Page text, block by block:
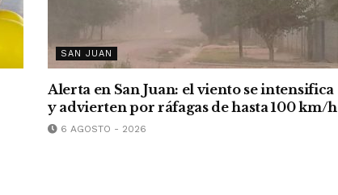
SAN JUAN
Alerta en San Juan: el viento se intensifica
y advierten por ráfagas de hasta 100 km/h
6 AGOSTO - 2026